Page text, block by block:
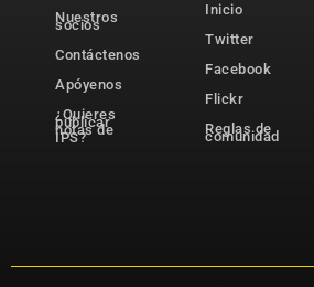
Nuestros
socios
Contáctenos
Apóyenos
¿Quieres
publicar
notas de
IPS?
Inicio
Twitter
Facebook
Flickr
Reglas de
comunidad